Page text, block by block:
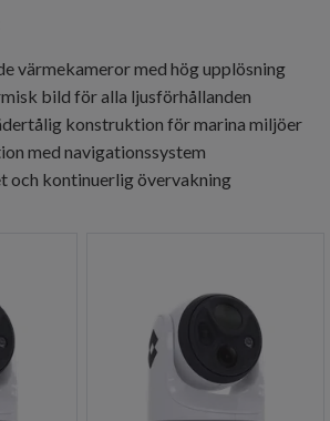
värmekameror med hög upplösning
bild för alla ljusförhållanden
konstruktion för marina miljöer
med navigationssystem
och kontinuerlig övervakning